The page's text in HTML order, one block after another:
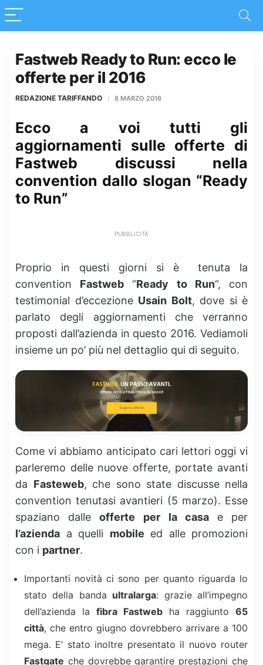
Fastweb Ready to Run: ecco le
offerte per il 2016
REDAZIONE TARIFFANDO 8 MARZO 2016
Ecco a voi tutti gli
aggiornamenti sulle offerte di
Fastweb discussi nella
convention dallo slogan “Ready
to Run”
PUBBLICITÀ
Proprio in questi giorni si è tenuta la
convention Fastweb “Ready to Run“, con
testimonial d’eccezione Usain Bolt, dove si è
parlato degli aggiornamenti che verranno
proposti dall’azienda in questo 2016. Vediamoli
insieme un po’ più nel dettaglio qui di seguito.
Come vi abbiamo anticipato cari lettori oggi vi
parleremo delle nuove offerte, portate avanti
da Fasteweb, che sono state discusse nella
convention tenutasi avantieri (5 marzo). Esse
spaziano dalleofferte per la casae per
l’azienda a quelli mobile ed alle promozioni
con i partner.
Importanti novità ci sono per quanto riguarda lo
stato della banda ultralarga: grazie all’impegno
dell’azienda la fibra Fastweb ha raggiunto 65
città, che entro giugno dovrebbero arrivare a 100
mega. E’ stato inoltre presentato il nuovo router
Fastgate che dovrebbe garantire prestazioni che